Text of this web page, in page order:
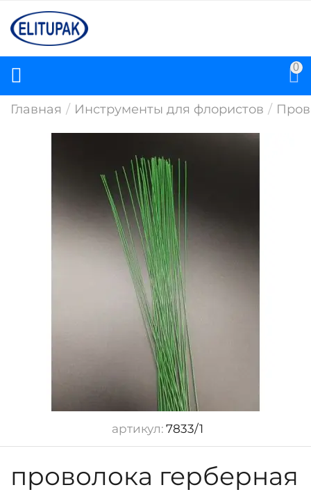
0
Главная / Инструменты для флористов /
артикул: 7833/1
проволока герберная